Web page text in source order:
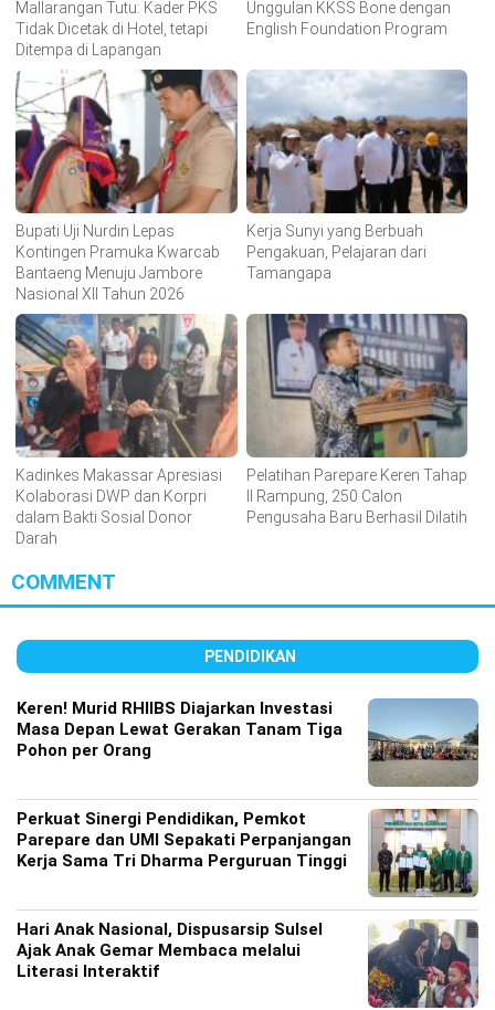
Mallarangan Tutu: Kader PKS
Tidak Dicetak di Hotel, tetapi
Ditempa di Lapangan
Unggulan KKSS Bone dengan
English Foundation Program
Bupati Uji Nurdin Lepas
Kontingen Pramuka Kwarcab
Bantaeng Menuju Jambore
Nasional XII Tahun 2026
Kerja Sunyi yang Berbuah
Pengakuan, Pelajaran dari
Tamangapa
Kadinkes Makassar Apresiasi
Kolaborasi DWP dan Korpri
dalam Bakti Sosial Donor
Darah
Pelatihan Parepare Keren Tahap
II Rampung, 250 Calon
Pengusaha Baru Berhasil Dilatih
COMMENT
PENDIDIKAN
Keren! Murid RHIIBS Diajarkan Investasi
Masa Depan Lewat Gerakan Tanam Tiga
Pohon per Orang
Perkuat Sinergi Pendidikan, Pemkot
Parepare dan UMI Sepakati Perpanjangan
Kerja Sama Tri Dharma Perguruan Tinggi
Hari Anak Nasional, Dispusarsip Sulsel
Ajak Anak Gemar Membaca melalui
Literasi Interaktif